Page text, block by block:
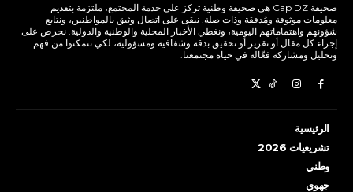
صحيفة Cap DZ هي صحيفة وطنية تركز على خدمة المجتمع، ملتزمة بتقديم
معلومات موثوقة ومُدققة وذات صلة. نبقى على اتصال وثيق بالمواطنين، ونتابع
شؤونهم واهتماماتهم اليومية، ونغطي الأخبار المحلية والوطنية والدولية. نحرص على
إجراء كل مقال أو تقرير أو تحقيق بدقة وشفافية ومسؤولية، لكي تتمكنوا من فهم
وتحليل ومشاركة فعّالة في حياة مجتمعنا.
الرئيسية
تشريعيات 2026
وطني
جهوي